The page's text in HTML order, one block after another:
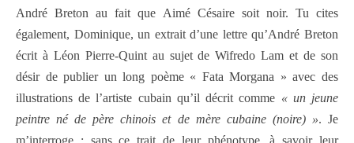
André Breton au fait que Aimé Césaire soit noir. Tu cites
également, Dominique, un extrait d’une lettre qu’André Breton
écrit à Léon Pierre-Quint au sujet de Wifredo Lam et de son
désir de publier un long poème « Fata Morgana » avec des
illustrations de l’artiste cubain qu’il décrit comme « un jeune
peintre né de père chinois et de mère cubaine (noire) ». Je